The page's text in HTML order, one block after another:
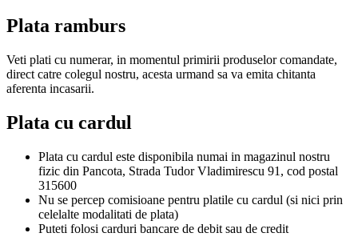
Plata ramburs
Veti plati cu numerar, in momentul primirii produselor comandate,
direct catre colegul nostru, acesta urmand sa va emita chitanta
aferenta incasarii.
Plata cu cardul
Plata cu cardul este disponibila numai in magazinul nostru
fizic din Pancota, Strada Tudor Vladimirescu 91, cod postal
315600
Nu se percep comisioane pentru platile cu cardul (si nici prin
celelalte modalitati de plata)
Puteti folosi carduri bancare de debit sau de credit